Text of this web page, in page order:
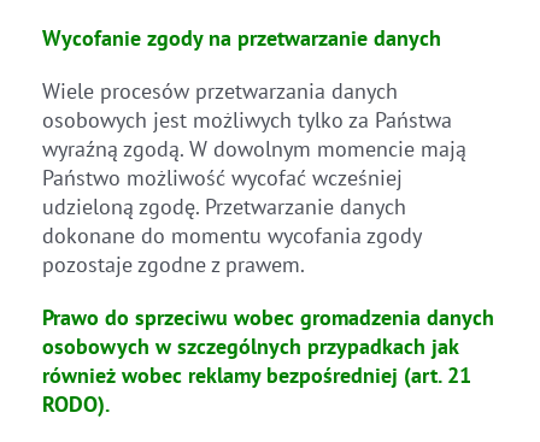
Wycofanie zgody na przetwarzanie danych
Wiele procesów przetwarzania danych
osobowych jest możliwych tylko za Państwa
wyraźną zgodą. W dowolnym momencie mają
Państwo możliwość wycofać wcześniej
udzieloną zgodę. Przetwarzanie danych
dokonane do momentu wycofania zgody
pozostaje zgodne z prawem.
Prawo do sprzeciwu wobec gromadzenia danych
osobowych w szczególnych przypadkach jak
również wobec reklamy bezpośredniej (art. 21
RODO).